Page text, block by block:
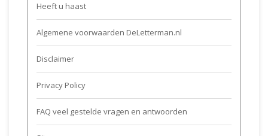
Heeft u haast
Algemene voorwaarden DeLetterman.nl
Disclaimer
Privacy Policy
FAQ veel gestelde vragen en antwoorden